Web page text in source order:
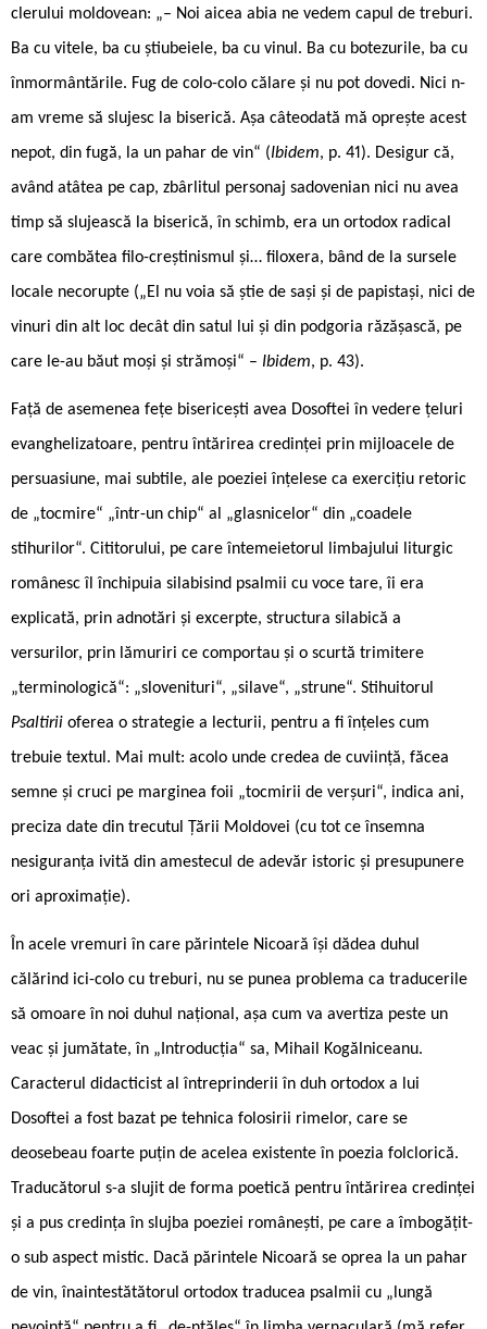
clerului moldovean: „– Noi aicea abia ne vedem capul de treburi.
Ba cu vitele, ba cu știubeiele, ba cu vinul. Ba cu botezurile, ba cu
înmormântările. Fug de colo-colo călare și nu pot dovedi. Nici n-
am vreme să slujesc la biserică. Așa câteodată mă oprește acest
nepot, din fugă, la un pahar de vin“ (Ibidem, p. 41). Desigur că,
având atâtea pe cap, zbârlitul personaj sadovenian nici nu avea
timp să slujească la biserică, în schimb, era un ortodox radical
care combătea filo-creștinismul și… filoxera, bând de la sursele
locale necorupte („El nu voia să știe de sași și de papistași, nici de
vinuri din alt loc decât din satul lui și din podgoria răzășască, pe
care le-au băut moși și strămoși“ – Ibidem, p. 43).
Față de asemenea fețe bisericești avea Dosoftei în vedere țeluri
evanghelizatoare, pentru întărirea credinței prin mijloacele de
persuasiune, mai subtile, ale poeziei înțelese ca exercițiu retoric
de „tocmire“ „într-un chip“ al „glasnicelor“ din „coadele
stihurilor“. Cititorului, pe care întemeietorul limbajului liturgic
românesc îl închipuia silabisind psalmii cu voce tare, îi era
explicată, prin adnotări și excerpte, structura silabică a
versurilor, prin lămuriri ce comportau și o scurtă trimitere
„terminologică“: „slovenituri“, „silave“, „strune“. Stihuitorul
Psaltirii oferea o strategie a lecturii, pentru a fi înțeles cum
trebuie textul. Mai mult: acolo unde credea de cuviință, făcea
semne și cruci pe marginea foii „tocmirii de verșuri“, indica ani,
preciza date din trecutul Țării Moldovei (cu tot ce însemna
nesiguranța ivită din amestecul de adevăr istoric și presupunere
ori aproximație).
În acele vremuri în care părintele Nicoară își dădea duhul
călărind ici-colo cu treburi, nu se punea problema ca traducerile
să omoare în noi duhul național, așa cum va avertiza peste un
veac și jumătate, în „Introducția“ sa, Mihail Kogălniceanu.
Caracterul didacticist al întreprinderii în duh ortodox a lui
Dosoftei a fost bazat pe tehnica folosirii rimelor, care se
deosebeau foarte puțin de acelea existente în poezia folclorică.
Traducătorul s-a slujit de forma poetică pentru întărirea credinței
și a pus credința în slujba poeziei românești, pe care a îmbogățit-
o sub aspect mistic. Dacă părintele Nicoară se oprea la un pahar
de vin, înaintestătătorul ortodox traducea psalmii cu „lungă